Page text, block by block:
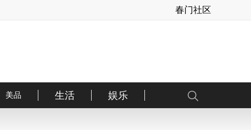
春门社区
美品 生活 健康 情感
娱乐 港台